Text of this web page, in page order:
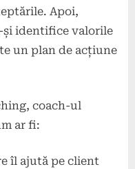
Apoi,
și identifice valorile
un plan de acțiune
coach-ul
ar fi:
îl ajută pe client